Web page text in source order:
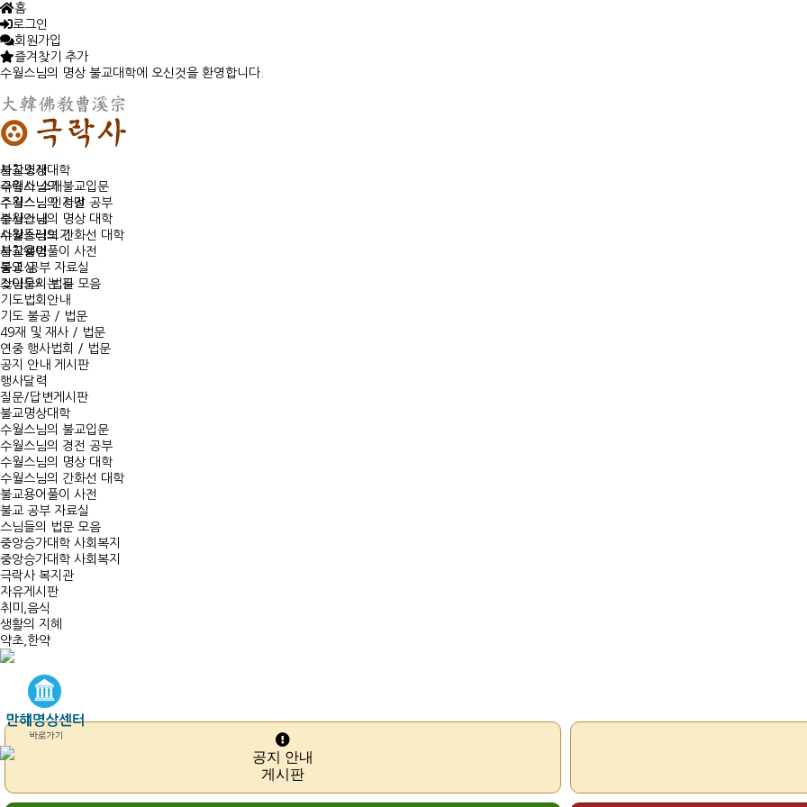
홈
로그인
회원가입
즐겨찾기 추가
수월스님의 명상 불교대학에 오신것을 환영합니다.
사찰소개
극락사 소개
주지스님 인사말
불사안내
사찰둘러보기
사찰앨범
동영상
찾아오시는 길
기도법회안내
기도 불공 / 법문
49재 및 재사 / 법문
연중 행사법회 / 법문
공지 안내 게시판
행사달력
질문/답변게시판
불교명상대학
수월스님의 불교입문
수월스님의 경전 공부
수월스님의 명상 대학
수월스님의 간화선 대학
불교용어풀이 사전
불교 공부 자료실
스님들의 법문 모음
중앙승가대학 사회복지
중앙승가대학 사회복지
극락사 복지관
자유게시판
취미,음식
생활의 지혜
약초,한약
불교명상대학
수월스님의 불교입문
수월스님의 경전 공부
수월스님의 명상 대학
수월스님의 간화선 대학
불교용어풀이 사전
불교 공부 자료실
스님들의 법문 모음
공지 안내
게시판